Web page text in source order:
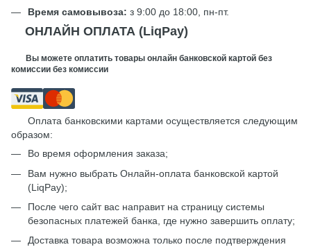
Время самовывоза: з 9:00 до 18:00, пн-пт.
ОНЛАЙН ОПЛАТА (LiqPay)
Вы можете оплатить товары онлайн банковской картой без
комиссии без комиссии
Оплата банковскими картами осуществляется следующим
образом:
Во время оформления заказа;
Вам нужно выбрать Онлайн-оплата банковской картой
(LiqPay);
После чего сайт вас направит на страницу системы
безопасных платежей банка, где нужно завершить оплату;
Доставка товара возможна только после подтверждения